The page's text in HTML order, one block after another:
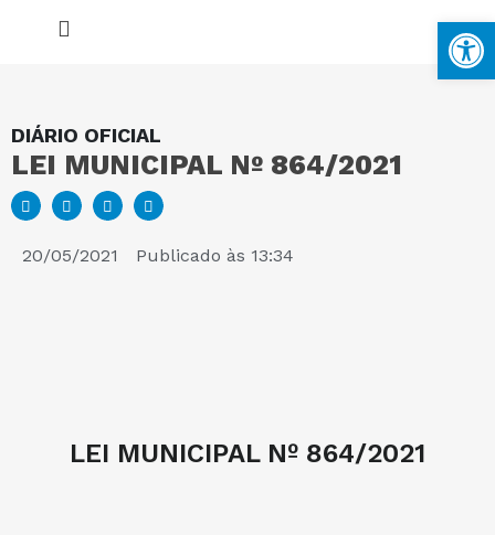
DIÁRIO OFICIAL
LEI MUNICIPAL Nº 864/2021
20/05/2021 Publicado às 13:34
LEI MUNICIPAL Nº 864/2021
MAPA DO SITE